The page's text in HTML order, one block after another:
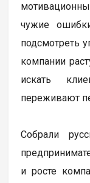
чужие
подсмотреть
компании
искать
переживают
Собрали
и росте